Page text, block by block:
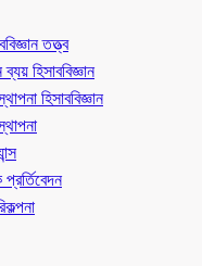
তত্ত্ব
হিসাববিজ্ঞান
হিসাববিজ্ঞান